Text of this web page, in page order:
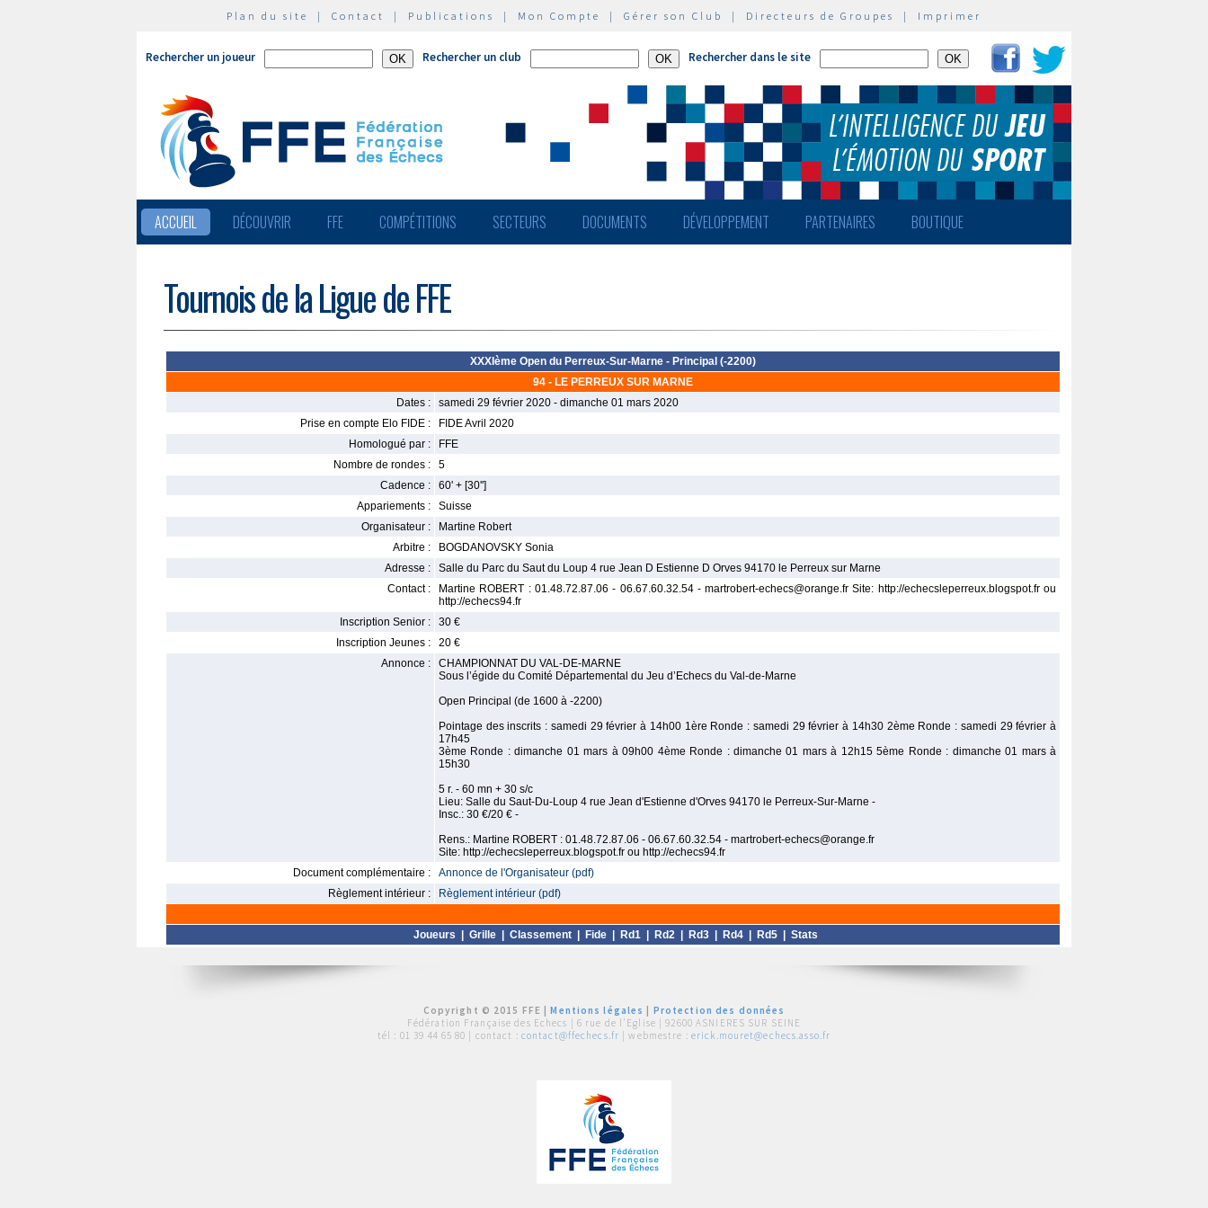
Plan du site | Contact | Publications | Mon Compte | Gérer son Club | Directeurs de Groupes | Imprimer
Rechercher un joueur Rechercher un club Rechercher dans le site
ACCUEIL DÉCOUVRIR FFE COMPÉTITIONS SECTEURS DOCUMENTS DÉVELOPPEMENT PARTENAIRES BOUTIQUE
Tournois de la Ligue de FFE
XXXIème Open du Perreux-Sur-Marne - Principal (-2200)
94 - LE PERREUX SUR MARNE
Dates :
samedi 29 février 2020 - dimanche 01 mars 2020
Prise en compte Elo FIDE :
FIDE Avril 2020
Homologué par :
FFE
Nombre de rondes :
5
Cadence :
60' + [30'']
Appariements :
Suisse
Organisateur :
Martine Robert
Arbitre :
BOGDANOVSKY Sonia
Adresse :
Salle du Parc du Saut du Loup 4 rue Jean D Estienne D Orves 94170 le Perreux sur Marne
Contact :
Martine ROBERT : 01.48.72.87.06 - 06.67.60.32.54 - martrobert-echecs@orange.fr Site: http://echecsleperreux.blogspot.fr ou
http://echecs94.fr
Inscription Senior :
30 €
Inscription Jeunes :
20 €
Annonce :
CHAMPIONNAT DU VAL-DE-MARNE
Sous l’égide du Comité Départemental du Jeu d’Echecs du Val-de-Marne
Open Principal (de 1600 à -2200)
Pointage des inscrits : samedi 29 février à 14h00 1ère Ronde : samedi 29 février à 14h30 2ème Ronde : samedi 29 février à
17h45
3ème Ronde : dimanche 01 mars à 09h00 4ème Ronde : dimanche 01 mars à 12h15 5ème Ronde : dimanche 01 mars à
15h30
5 r. - 60 mn + 30 s/c
Lieu: Salle du Saut-Du-Loup 4 rue Jean d'Estienne d'Orves 94170 le Perreux-Sur-Marne -
Insc.: 30 €/20 € -
Rens.: Martine ROBERT : 01.48.72.87.06 - 06.67.60.32.54 - martrobert-echecs@orange.fr
Site: http://echecsleperreux.blogspot.fr ou http://echecs94.fr
Document complémentaire :
Annonce de l'Organisateur (pdf)
Règlement intérieur :
Règlement intérieur (pdf)
Joueurs Grille Classement Fide Rd1 Rd2 Rd3 Rd4 Rd5 Stats
Copyright © 2015 FFE |Mentions légales
Protection des données
Fédération Française des Echecs | 6 rue de l'Eglise | 92600 ASNIERES SUR SEINE
tél : 01 39 44 65 80 | contact : contact@ffechecs.fr | webmestre : erick.mouret@echecs.asso.fr